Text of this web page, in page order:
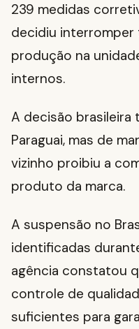
239 medidas
decidiu interromper
produção na
internos.
A decisão brasileira
Paraguai, mas de
vizinho proibiu a
produto da marca.
A suspensão no
identificadas
agência constatou
controle de
suficientes para